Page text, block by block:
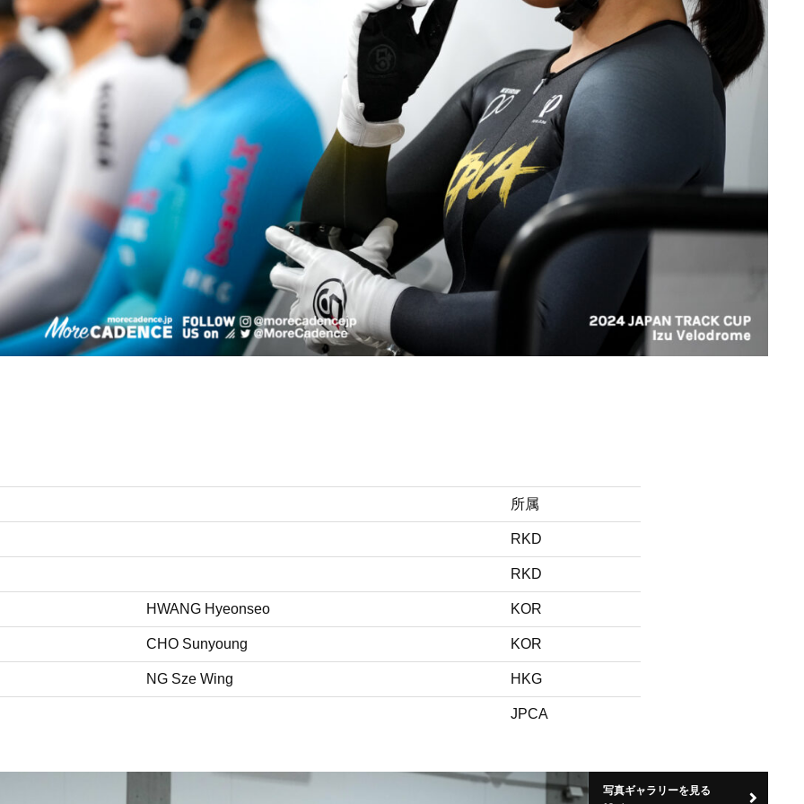
所属
RKD
RKD
HWANG Hyeonseo KOR
CHO Sunyoung KOR
NG Sze Wing HKG
JPCA
写真ギャラリーを見る